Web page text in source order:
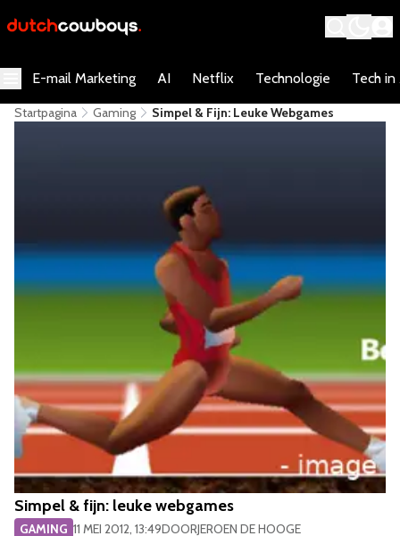
E-mail Marketing AI Netflix Technologie Tech in
Startpagina Gaming Simpel & Fijn: Leuke Webgames
Simpel & fijn: leuke webgames
GAMING 11 MEI 2012, 13:49DOORJEROEN DE HOOGE